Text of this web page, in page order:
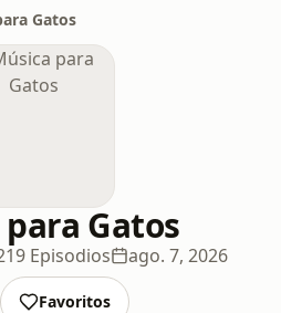
Gatos
Gatos
Episodios ago. 7, 2026
Favoritos